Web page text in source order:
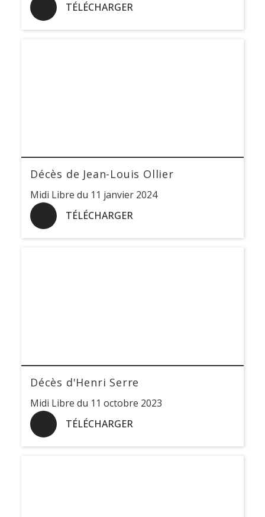
TÉLÉCHARGER
Décès de Jean-Louis Ollier
Midi Libre du 11 janvier 2024
TÉLÉCHARGER
Décès d'Henri Serre
Midi Libre du 11 octobre 2023
TÉLÉCHARGER